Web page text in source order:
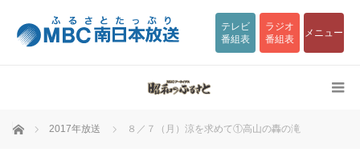
テレビ
番組表
ラジオ
番組表
メニュー
ホーム 2017年放送 ８／７（月）涼を求めて①高山の轟の滝